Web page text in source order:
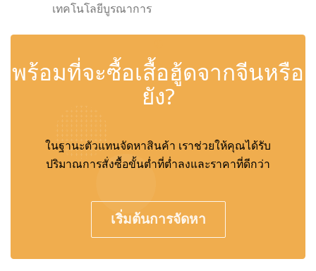
เทคโนโลยีบูรณาการ
พร้อมที่จะซื้อเสื้อฮู้ดจากจีนหรือ
ยัง?
ในฐานะตัวแทนจัดหาสินค้า เราช่วยให้คุณได้รับ
ปริมาณการสั่งซื้อขั้นต่ำที่ต่ำลงและราคาที่ดีกว่า
เริ่มต้นการจัดหา